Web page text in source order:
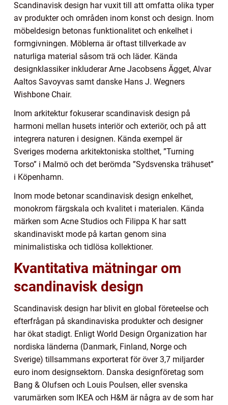
Scandinavisk design har vuxit till att omfatta olika typer
av produkter och områden inom konst och design. Inom
möbeldesign betonas funktionalitet och enkelhet i
formgivningen. Möblerna är oftast tillverkade av
naturliga material såsom trä och läder. Kända
designklassiker inkluderar Arne Jacobsens Ägget, Alvar
Aaltos Savoyvas samt danske Hans J. Wegners
Wishbone Chair.
Inom arkitektur fokuserar scandinavisk design på
harmoni mellan husets interiör och exteriör, och på att
integrera naturen i designen. Kända exempel är
Sveriges moderna arkitektoniska stolthet, ”Turning
Torso” i Malmö och det berömda ”Sydsvenska trähuset”
i Köpenhamn.
Inom mode betonar scandinavisk design enkelhet,
monokrom färgskala och kvalitet i materialen. Kända
märken som Acne Studios och Filippa K har satt
skandinaviskt mode på kartan genom sina
minimalistiska och tidlösa kollektioner.
Kvantitativa mätningar om
scandinavisk design
Scandinavisk design har blivit en global företeelse och
efterfrågan på skandinaviska produkter och designer
har ökat stadigt. Enligt World Design Organization har
nordiska länderna (Danmark, Finland, Norge och
Sverige) tillsammans exporterat för över 3,7 miljarder
euro inom designsektorn. Danska designföretag som
Bang & Olufsen och Louis Poulsen, eller svenska
varumärken som IKEA och H&M är några av de som har